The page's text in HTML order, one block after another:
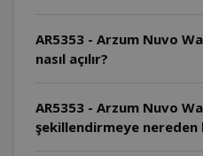
AR5353 - Arzum Nuvo
nasıl açılır?
AR5353 - Arzum Nuvo
şekillendirmeye nereden